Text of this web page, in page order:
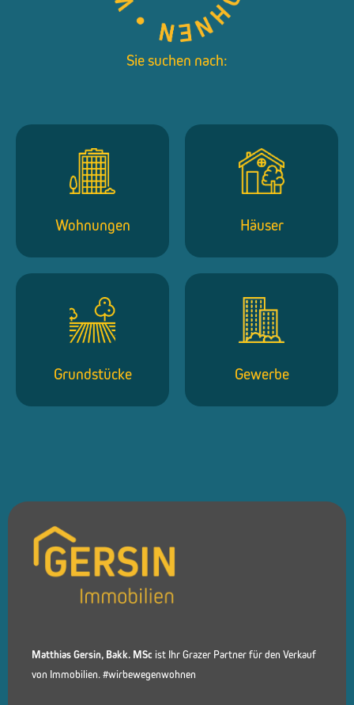
Sie suchen nach:
Wohnungen Häuser
Grundstücke Gewerbe
Matthias Gersin, Bakk. MSc ist Ihr Grazer Partner für den Verkauf
von Immobilien. #wirbewegenwohnen